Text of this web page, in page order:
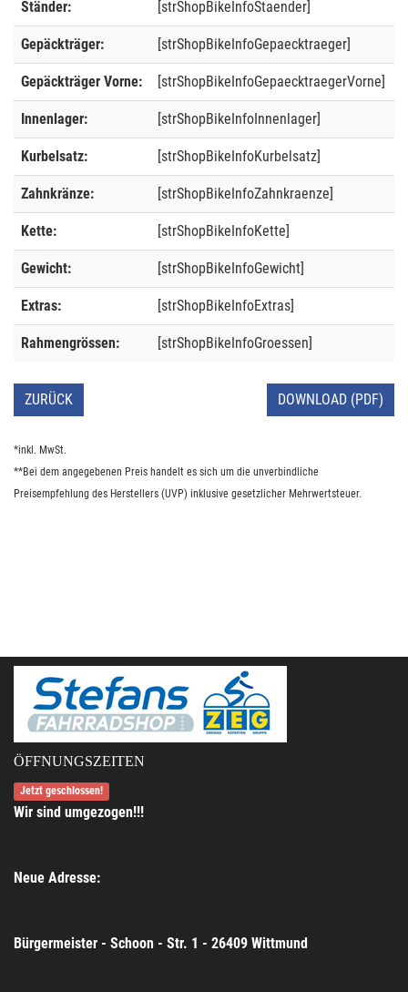
Ständer: [strShopBikeInfoStaender]
Gepäckträger: [strShopBikeInfoGepaecktraeger]
Gepäckträger Vorne: [strShopBikeInfoGepaecktraegerVorne]
Innenlager: [strShopBikeInfoInnenlager]
Kurbelsatz: [strShopBikeInfoKurbelsatz]
Zahnkränze: [strShopBikeInfoZahnkraenze]
Kette: [strShopBikeInfoKette]
Gewicht: [strShopBikeInfoGewicht]
Extras: [strShopBikeInfoExtras]
Rahmengrössen: [strShopBikeInfoGroessen]
ZURÜCK DOWNLOAD (PDF)
*inkl. MwSt.
**Bei dem angegebenen Preis handelt es sich um die unverbindliche
Preisempfehlung des Herstellers (UVP) inklusive gesetzlicher Mehrwertsteuer.
ÖFFNUNGSZEITEN
Jetzt geschlossen!
Wir sind umgezogen!!!
Neue Adresse:
Bürgermeister - Schoon - Str. 1 - 26409 Wittmund